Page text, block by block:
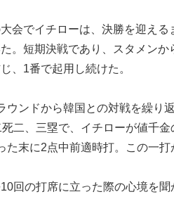
会でイチローは、決勝を迎える
。短期決戦であり、スタメン
、1番で起用し続けた。
ンドから韓国との対戦を繰り
二、三塁で、イチローが値千
た末に2点中前適時打。この一
回の打席に立った際の心境を聞